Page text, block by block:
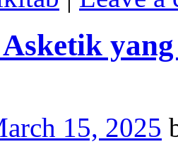
15, 2025